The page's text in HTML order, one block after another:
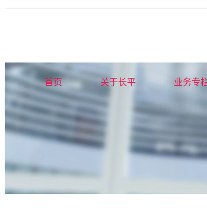
首页 关于长平 业务专